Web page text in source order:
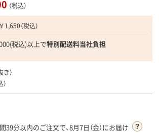
（税込）
1,650（税込）
税込)以上で特別配送料当社負担
き）
）
39分以内のご注文で、8月7日（金）にお届け